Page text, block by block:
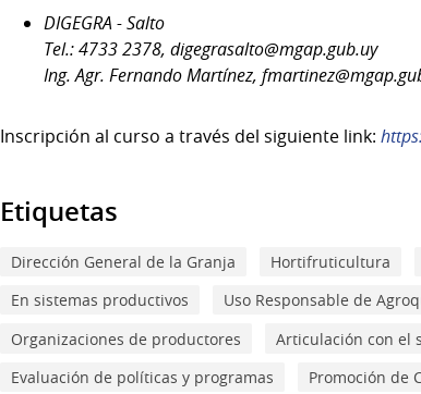
DIGEGRA - Salto
Tel.: 4733 2378, digegrasalto@mgap.gub.uy
Ing. Agr. Fernando Martínez,
Inscripción al curso a través del siguiente link:
Etiquetas
Dirección General de la Granja Hortifruticultura
En sistemas productivos
Uso Responsable de
Organizaciones de productores
Articulación con el
Evaluación de políticas y programas
Promoción de